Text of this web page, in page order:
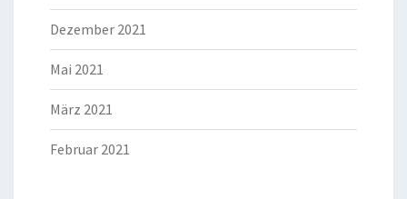
Dezember 2021
Mai 2021
März 2021
Februar 2021